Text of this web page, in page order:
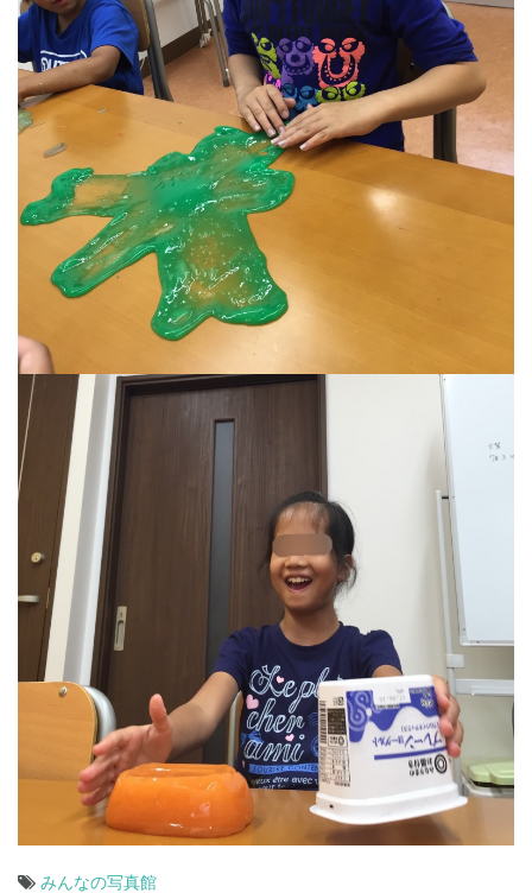
みんなの写真館